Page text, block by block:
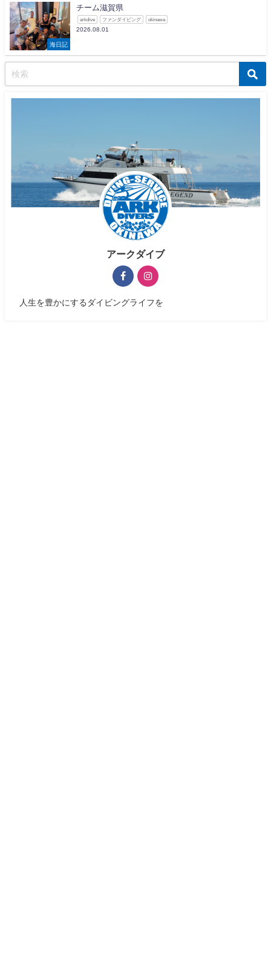
海日記
チーム滋賀県
arkdive ファンダイビング okinawa
2026.08.01
アークダイブ
人生を豊かにするダイビングライフを